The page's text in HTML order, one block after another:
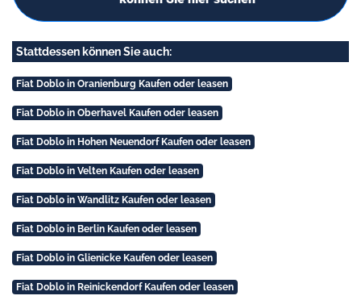
Stattdessen können Sie auch:
Fiat Doblo in Oranienburg Kaufen oder leasen
Fiat Doblo in Oberhavel Kaufen oder leasen
Fiat Doblo in Hohen Neuendorf Kaufen oder leasen
Fiat Doblo in Velten Kaufen oder leasen
Fiat Doblo in Wandlitz Kaufen oder leasen
Fiat Doblo in Berlin Kaufen oder leasen
Fiat Doblo in Glienicke Kaufen oder leasen
Fiat Doblo in Reinickendorf Kaufen oder leasen